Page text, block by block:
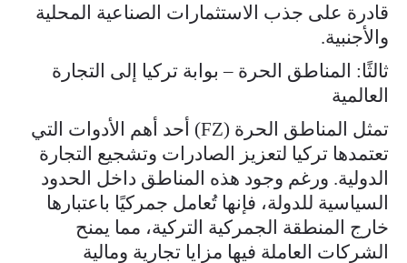
قادرة على جذب الاستثمارات الصناعية المحلية
والأجنبية.
ثالثًا: المناطق الحرة – بوابة تركيا إلى التجارة
العالمية
تمثل المناطق الحرة (FZ) أحد أهم الأدوات التي
تعتمدها تركيا لتعزيز الصادرات وتشجيع التجارة
الدولية. ورغم وجود هذه المناطق داخل الحدود
السياسية للدولة، فإنها تُعامل جمركيًا باعتبارها
خارج المنطقة الجمركية التركية، مما يمنح
الشركات العاملة فيها مزايا تجارية ومالية